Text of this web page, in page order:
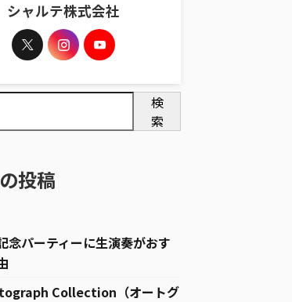
シャルテ株式会社
検
索
投稿
念パーティーに生演奏がおす
Collection（オートグ